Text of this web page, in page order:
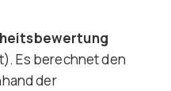
Es berechnet den
der